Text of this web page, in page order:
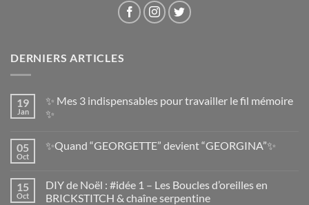
DERNIERS ARTICLES
19
Jan
✨ Mes 3 indispensables pour travailler le fil mémoire
✨
05
Oct
✨Quand “GEORGETTE” devient “GEORGINA”✨
15
Oct
DIY de Noël : #idée 1 – Les Boucles d’oreilles en
BRICKSTITCH & chaîne serpentine